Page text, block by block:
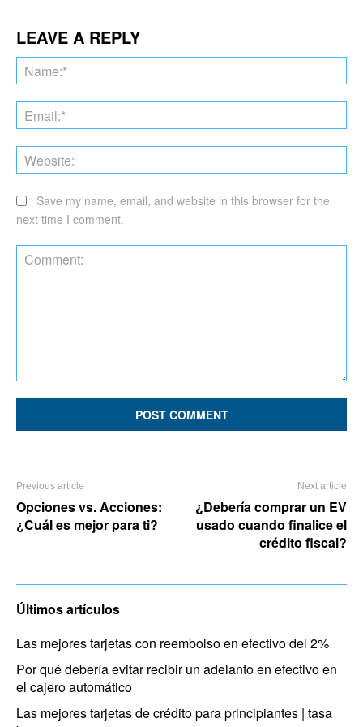
LEAVE A REPLY
Save my name, email, and website in this browser for the
next time I comment.
Previous article
Opciones vs. Acciones:
¿Cuál es mejor para ti?
Next article
¿Debería comprar un EV
usado cuando finalice el
crédito fiscal?
Últimos artículos
Las mejores tarjetas con reembolso en efectivo del 2%
Por qué debería evitar recibir un adelanto en efectivo en
el cajero automático
Las mejores tarjetas de crédito para principiantes | tasa